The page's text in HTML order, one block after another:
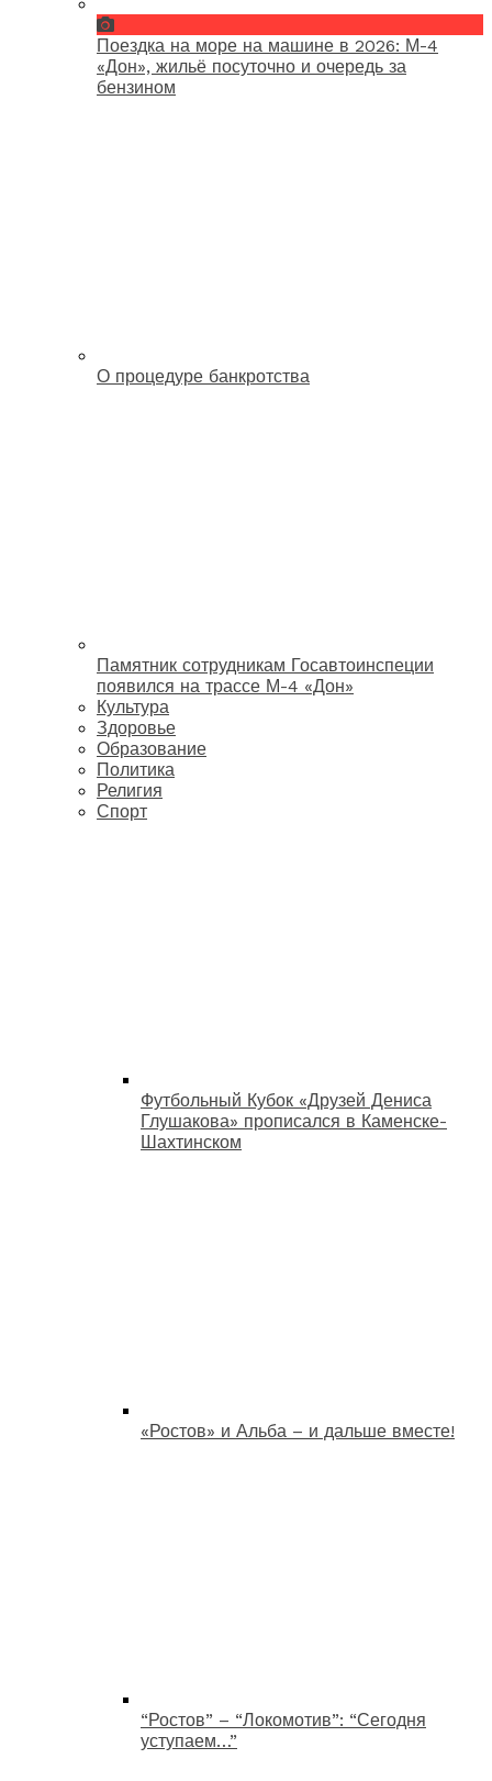
Поездка на море на машине в 2026: М-4
«Дон», жильё посуточно и очередь за
бензином
О процедуре банкротства
Памятник сотрудникам Госавтоинспеции
появился на трассе М-4 «Дон»
Культура
Здоровье
Образование
Политика
Религия
Спорт
Футбольный Кубок «Друзей Дениса
Глушакова» прописался в Каменске-
Шахтинском
«Ростов» и Альба – и дальше вместе!
“Ростов” – “Локомотив”: “Сегодня
уступаем…”